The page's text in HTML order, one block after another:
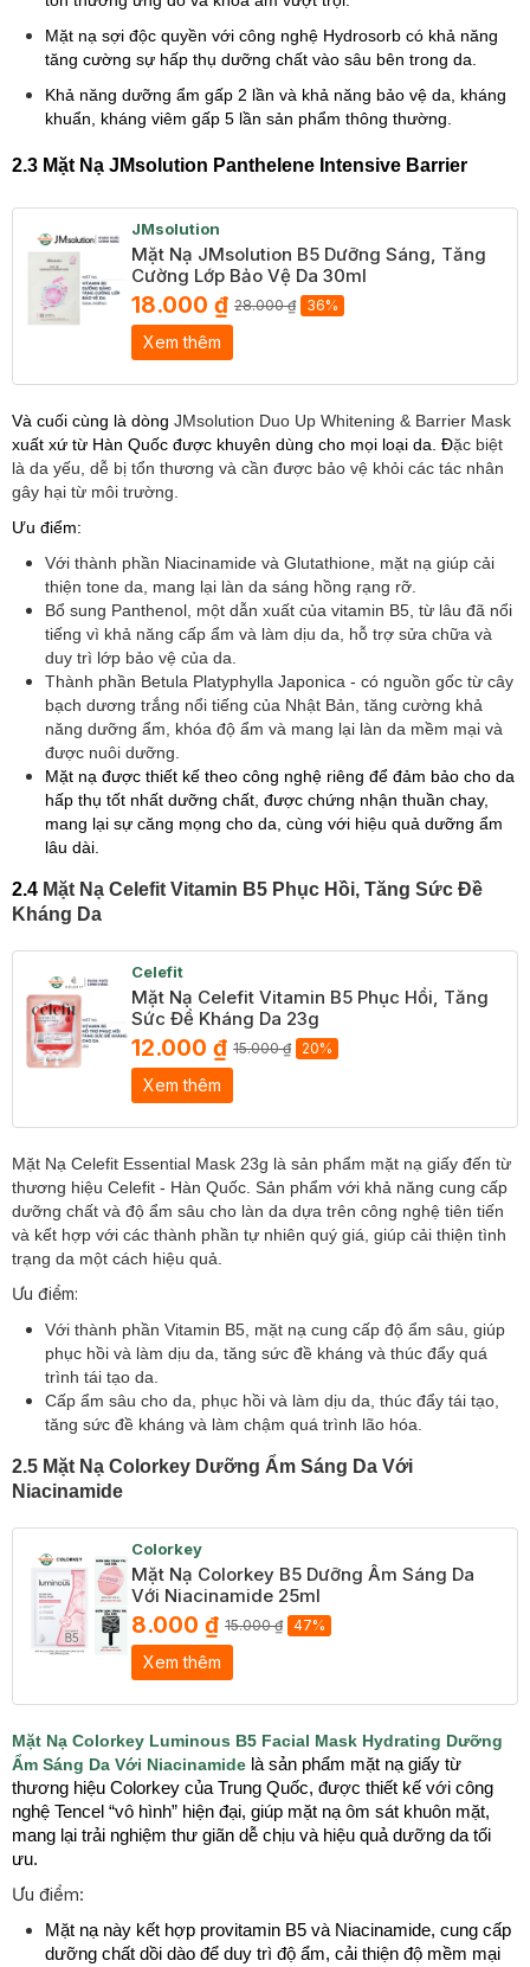
Mặt nạ sợi độc quyền với công nghệ Hydrosorb có khả năng
tăng cường sự hấp thụ dưỡng chất vào sâu bên trong da.
Khả năng dưỡng ẩm gấp 2 lần và khả năng bảo vệ da, kháng
khuẩn, kháng viêm gấp 5 lần sản phẩm thông thường.
2.3 Mặt Nạ JMsolution Panthelene Intensive Barrier
JMsolution
Mặt Nạ JMsolution B5 Dưỡng Sáng, Tăng
Cường Lớp Bảo Vệ Da 30ml
18.000 ₫ 28.000 ₫ 36%
Xem thêm
Và cuối cùng là dòng JMsolution Duo Up Whitening & Barrier Mask
xuất xứ từ Hàn Quốc được khuyên dùng cho mọi loại da. Đặc biệt
là da yếu, dễ bị tổn thương và cần được bảo vệ khỏi các tác nhân
gây hại từ môi trường.
Ưu điểm:
Với thành phần Niacinamide và Glutathione, mặt nạ giúp cải
thiện tone da, mang lại làn da sáng hồng rạng rỡ.
Bổ sung Panthenol, một dẫn xuất của vitamin B5, từ lâu đã nổi
tiếng vì khả năng cấp ẩm và làm dịu da, hỗ trợ sửa chữa và
duy trì lớp bảo vệ của da.
Thành phần Betula Platyphylla Japonica - có nguồn gốc từ cây
bạch dương trắng nổi tiếng của Nhật Bản, tăng cường khả
năng dưỡng ẩm, khóa độ ẩm và mang lại làn da mềm mại và
được nuôi dưỡng.
Mặt nạ được thiết kế theo công nghệ riêng để đảm bảo cho da
hấp thụ tốt nhất dưỡng chất, được chứng nhận thuần chay,
mang lại sự căng mọng cho da, cùng với hiệu quả dưỡng ẩm
lâu dài.
​2.4 Mặt Nạ Celefit Vitamin B5 Phục Hồi, Tăng Sức Đề
Kháng Da
Celefit
Mặt Nạ Celefit Vitamin B5 Phục Hồi, Tăng
Sức Đề Kháng Da 23g
12.000 ₫ 15.000 ₫ 20%
Xem thêm
Mặt Nạ Celefit Essential Mask 23g là sản phẩm mặt nạ giấy đến từ
thương hiệu Celefit - Hàn Quốc. Sản phẩm với khả năng cung cấp
dưỡng chất và độ ẩm sâu cho làn da dựa trên công nghệ tiên tiến
và kết hợp với các thành phần tự nhiên quý giá, giúp cải thiện tình
trạng da một cách hiệu quả.
Ưu điểm:
Với thành phần Vitamin B5, mặt nạ cung cấp độ ẩm sâu, giúp
phục hồi và làm dịu da, tăng sức đề kháng và thúc đẩy quá
trình tái tạo da.
Cấp ẩm sâu cho da, phục hồi và làm dịu da, thúc đẩy tái tạo,
tăng sức đề kháng và làm chậm quá trình lão hóa.
​2.5 Mặt Nạ Colorkey Dưỡng Ẩm Sáng Da Với
Niacinamide
Colorkey
Mặt Nạ Colorkey B5 Dưỡng Ẩm Sáng Da
Với Niacinamide 25ml
8.000 ₫ 15.000 ₫ 47%
Xem thêm
Mặt Nạ Colorkey Luminous B5 Facial Mask Hydrating Dưỡng
Ẩm Sáng Da Với Niacinamide là sản phẩm mặt nạ giấy từ
thương hiệu Colorkey của Trung Quốc, được thiết kế với công
nghệ Tencel “vô hình” hiện đại, giúp mặt nạ ôm sát khuôn mặt,
mang lại trải nghiệm thư giãn dễ chịu và hiệu quả dưỡng da tối
ưu.
Ưu điểm:
Mặt nạ này kết hợp provitamin B5 và Niacinamide, cung cấp
dưỡng chất dồi dào để duy trì độ ẩm, cải thiện độ mềm mại